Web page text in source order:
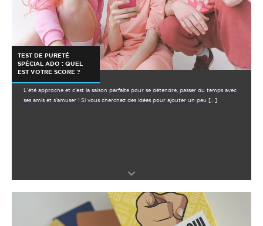
TEST DE PURETÉ
SPÉCIAL ADO : QUEL
EST VOTRE SCORE ?
L’été approche et c’est la saison parfaite pour se détendre, passer du temps avec
ses amis et s’amuser ! Si vous cherchez des idées pour ajouter un peu […]